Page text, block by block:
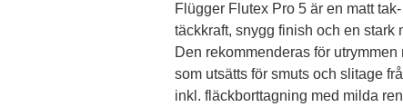
Flügger Flutex Pro 5 är en matt
täckkraft, snygg finish och en stark
Den rekommenderas för
som utsätts för smuts och slitage
inkl. fläckborttagning med milda